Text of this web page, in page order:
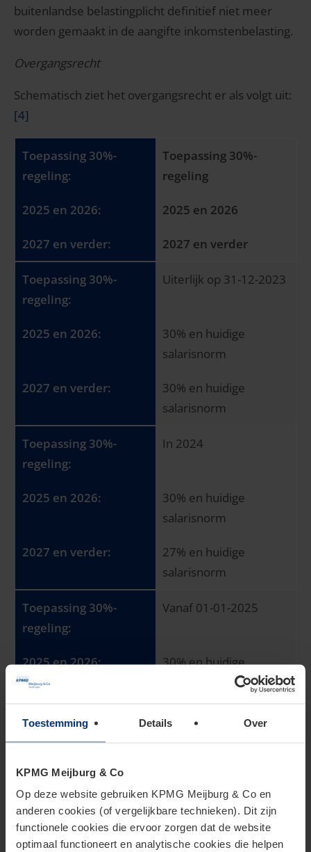
Toestemming Details Over
KPMG Meijburg & Co
Op deze website gebruiken KPMG Meijburg & Co en
anderen cookies (of vergelijkbare technieken). Dit zijn
functionele cookies die ervoor zorgen dat de website
optimaal functioneert en analytische cookies die helpen
buitenlandse belastingplicht definitief niet meer
worden gemaakt in de aangifte inkomstenbelasting.
Overgangsrecht
Schematisch ziet het overgangsrecht er als volgt uit:
[4]
Toepassing 30%-
regeling
2025 en 2026
2027 en verder
Uiterlijk op 31-12-2023
30% en huidige
salarisnorm
30% en huidige
salarisnorm
In 2024
30% en huidige
salarisnorm
27% en huidige
salarisnorm
Vanaf 01-01-2025
30% en huidige
27% en nieuwe
Pseudo-eindheffing op privégebruik fossiele
auto's